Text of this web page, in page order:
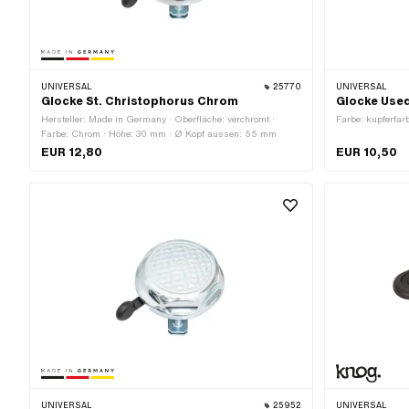
UNIVERSAL 25770
Glocke St. Christophorus Chrom
Hersteller: Made in Germany · Oberfläche: verchromt ·
Farbe: Chrom · Höhe: 30 mm · Ø Kopf aussen: 55 mm
EUR 12,80
UNIVERSAL
Glocke
Farbe:
EUR 10,50
UNIVERSAL 25952 UNIVERSAL